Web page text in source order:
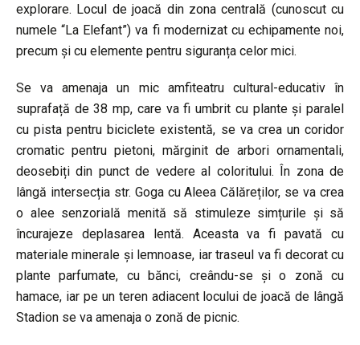
explorare. Locul de joacă din zona centrală (cunoscut cu
numele “La Elefant”) va fi modernizat cu echipamente noi,
precum și cu elemente pentru siguranța celor mici.
Se va amenaja un mic amfiteatru cultural-educativ în
suprafață de 38 mp, care va fi umbrit cu plante și paralel
cu pista pentru biciclete existentă, se va crea un coridor
cromatic pentru pietoni, mărginit de arbori ornamentali,
deosebiți din punct de vedere al coloritului. În zona de
lângă intersecția str. Goga cu Aleea Călăreților, se va crea
o alee senzorială menită să stimuleze simțurile și să
încurajeze deplasarea lentă. Aceasta va fi pavată cu
materiale minerale și lemnoase, iar traseul va fi decorat cu
plante parfumate, cu bănci, creându-se și o zonă cu
hamace, iar pe un teren adiacent locului de joacă de lângă
Stadion se va amenaja o zonă de picnic.